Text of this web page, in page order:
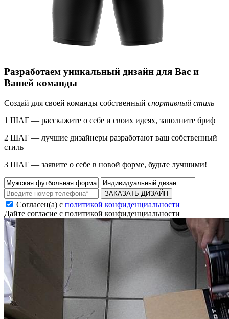
Разработаем уникальный дизайн для Вас и
Вашей команды
Создай для своей команды собственный спортивный стиль
1 ШАГ — расскажите о себе и своих идеях, заполните бриф
2 ШАГ — лучшие дизайнеры разработают ваш собственный
стиль
3 ШАГ — заявите о себе в новой форме, будьте лучшими!
ЗАКАЗАТЬ ДИЗАЙН
Согласен(а) с политикой конфиденциальности
Дайте согласие с политикой конфиденциальности